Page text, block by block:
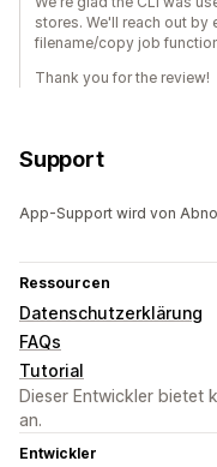
stores. We'll reach out by
filename/copy job
Thank you for the review!
Support
App-Support wird von
Ressourcen
Datenschutzerklärung
FAQs
Tutorial
Dieser Entwickler bietet
an.
Entwickler